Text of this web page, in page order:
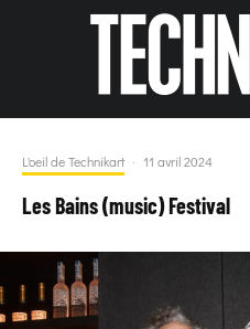
L'oeil de Technikart · 11 avril 2024
Les Bains (music) Festival